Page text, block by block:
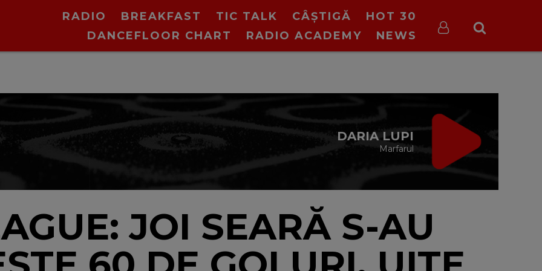
RADIO BREAKFAST TIC TALK CÂȘTIGĂ
HOT 30
DANCEFLOOR CHART
RADIO ACADEMY NEWS
CE TREBUIE
JOI SEARĂ S-AU